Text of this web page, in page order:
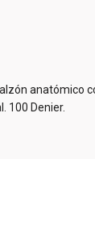
anatómico
100 Denier.